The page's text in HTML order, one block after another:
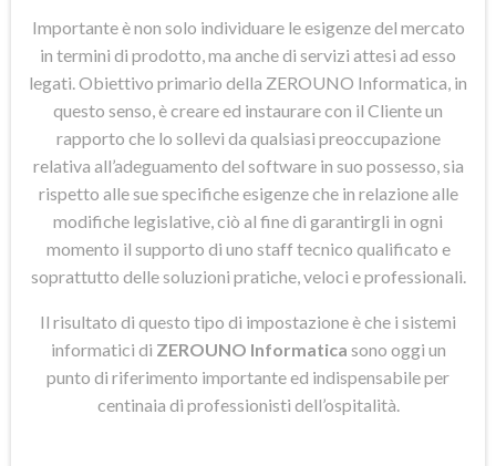
Importante è non solo individuare le esigenze del mercato
in termini di prodotto, ma anche di servizi attesi ad esso
legati. Obiettivo primario della ZEROUNO Informatica, in
questo senso, è creare ed instaurare con il Cliente un
rapporto che lo sollevi da qualsiasi preoccupazione
relativa all’adeguamento del software in suo possesso, sia
rispetto alle sue specifiche esigenze che in relazione alle
modifiche legislative, ciò al fine di garantirgli in ogni
momento il supporto di uno staff tecnico qualificato e
soprattutto delle soluzioni pratiche, veloci e professionali.
Il risultato di questo tipo di impostazione è che i sistemi
informatici di ZEROUNO Informatica sono oggi un
punto di riferimento importante ed indispensabile per
centinaia di professionisti dell’ospitalità.